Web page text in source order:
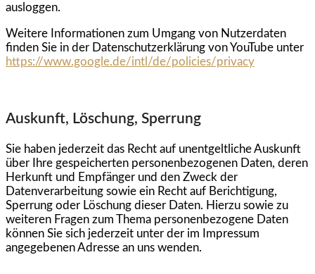
ausloggen.
Weitere Informationen zum Umgang von Nutzerdaten
finden Sie in der Datenschutzerklärung von YouTube unter
https://www.google.de/intl/de/policies/privacy
Auskunft, Löschung, Sperrung
Sie haben jederzeit das Recht auf unentgeltliche Auskunft
über Ihre gespeicherten personenbezogenen Daten, deren
Herkunft und Empfänger und den Zweck der
Datenverarbeitung sowie ein Recht auf Berichtigung,
Sperrung oder Löschung dieser Daten. Hierzu sowie zu
weiteren Fragen zum Thema personenbezogene Daten
können Sie sich jederzeit unter der im Impressum
angegebenen Adresse an uns wenden.